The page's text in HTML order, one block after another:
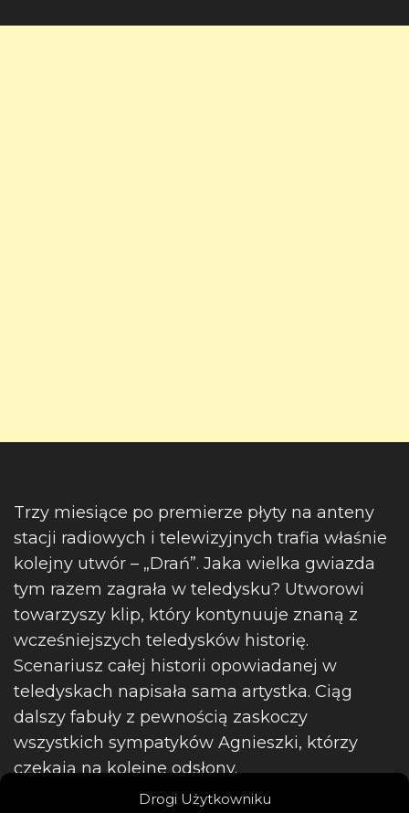
Drogi Użytkowniku
Trzy miesiące po premierze płyty na anteny
stacji radiowych i telewizyjnych trafia właśnie
kolejny utwór – „Drań”. Jaka wielka gwiazda
tym razem zagrała w teledysku? Utworowi
towarzyszy klip, który kontynuuje znaną z
wcześniejszych teledysków historię.
Scenariusz całej historii opowiadanej w
teledyskach napisała sama artystka. Ciąg
dalszy fabuły z pewnością zaskoczy
wszystkich sympatyków Agnieszki, którzy
czekają na kolejne odsłony.